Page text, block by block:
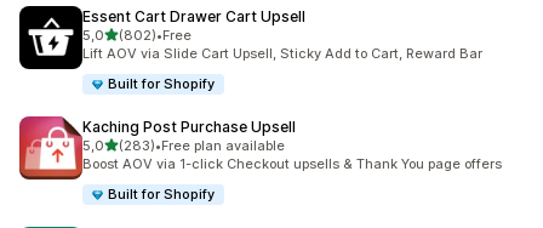
Essent Cart Drawer Cart Upsell
5,0na 5 gwiazdek
(802)
Łączna liczba recenzji: 802
•Free
Lift AOV via Slide Cart Upsell, Sticky Add to Cart, Reward Bar
Built for Shopify
Kaching Post Purchase Upsell
5,0na 5 gwiazdek
(283)
Łączna liczba recenzji: 283
•Free plan available
Boost AOV via 1-click Checkout upsells & Thank You page offers
Built for Shopify